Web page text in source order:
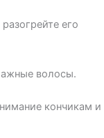
его
волосы.
кончикам и